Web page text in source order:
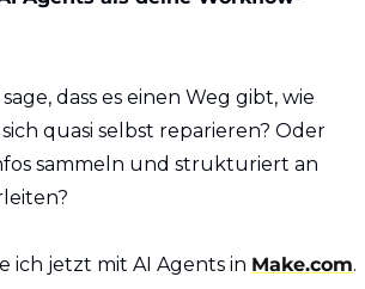
dass es einen Weg gibt, wie
quasi selbst reparieren? Oder
sammeln und strukturiert an
ich jetzt mit AI Agents in Make.com.